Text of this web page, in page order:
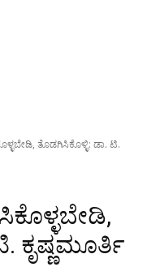
ತೊಡಗಿಸಿಕೊಳ್ಳಿ: ಡಾ. ಟಿ.
ಕೃಷ್ಣಮೂರ್ತಿ